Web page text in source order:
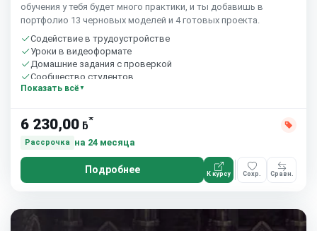
обучения у тебя будет много практики, и ты добавишь в
портфолио 13 черновых моделей и 4 готовых проекта.
Содействие в трудоустройстве
Уроки в видеоформате
Домашние задания с проверкой
Сообщество студентов
Показать всё
6 230,00 ƃ*
Рассрочка на 24 месяца
Подробнее К курсу Сохр. Сравн.